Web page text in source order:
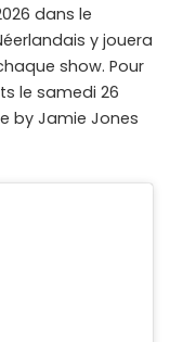
dans le
y jouera
show. Pour
le samedi 26
by Jamie Jones